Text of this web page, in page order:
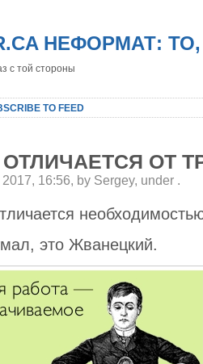
НЕФОРМАТ:
с той стороны
TO FEED
ОТ
16:56, by Sergey, under .
это Жванецкий.